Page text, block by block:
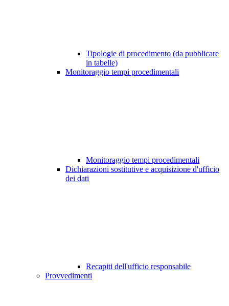
Tipologie di procedimento (da pubblicare
in tabelle)
Monitoraggio tempi procedimentali
Monitoraggio tempi procedimentali
Dichiarazioni sostitutive e acquisizione d'ufficio
dei dati
Recapiti dell'ufficio responsabile
Provvedimenti